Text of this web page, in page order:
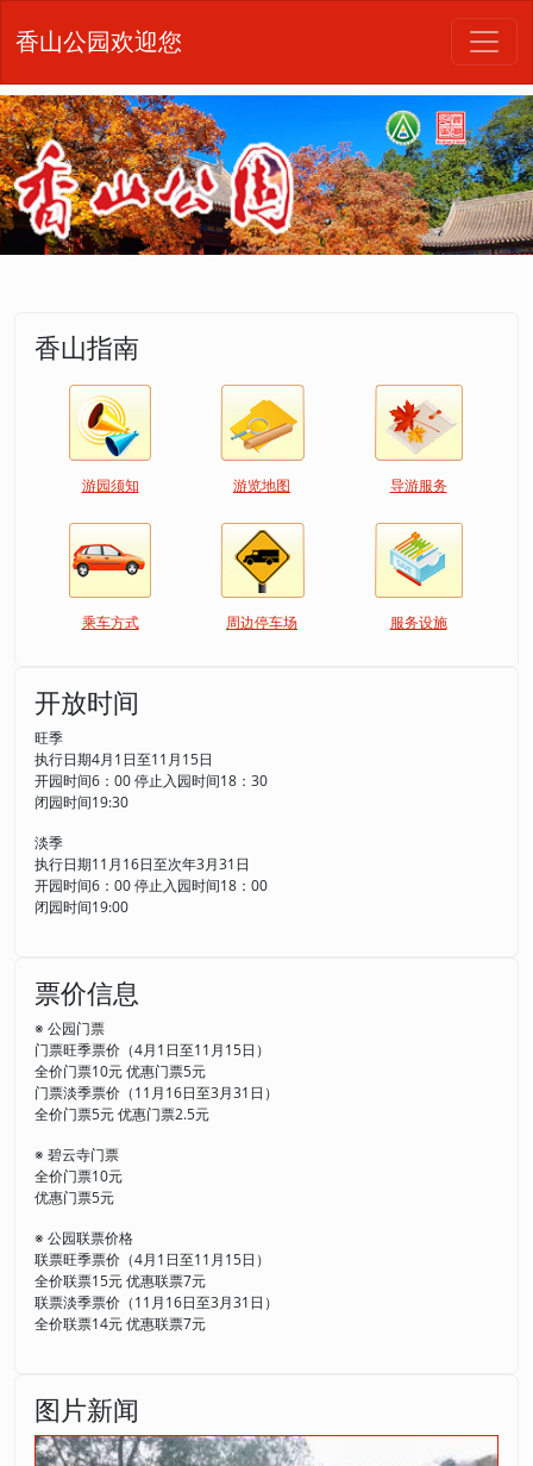
香山公园欢迎您
香山指南
游园须知 游览地图 导游服务
乘车方式 周边停车场 服务设施
开放时间
旺季
执行日期4月1日至11月15日
开园时间6：00 停止入园时间18：30
闭园时间19:30
淡季
执行日期11月16日至次年3月31日
开园时间6：00 停止入园时间18：00
闭园时间19:00
票价信息
※ 公园门票
门票旺季票价（4月1日至11月15日）
全价门票10元 优惠门票5元
门票淡季票价（11月16日至3月31日）
全价门票5元 优惠门票2.5元
※ 碧云寺门票
全价门票10元
优惠门票5元
※ 公园联票价格
联票旺季票价（4月1日至11月15日）
全价联票15元 优惠联票7元
联票淡季票价（11月16日至3月31日）
全价联票14元 优惠联票7元
图片新闻